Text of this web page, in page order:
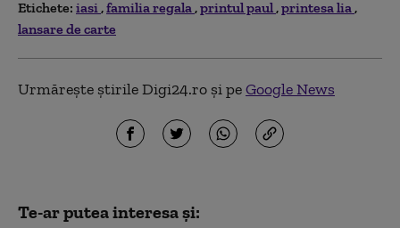
Etichete: iasi familia regala printul paul printesa lia
lansare de carte
Urmărește știrile Digi24.ro și peGoogle News
Te-ar putea interesa și: